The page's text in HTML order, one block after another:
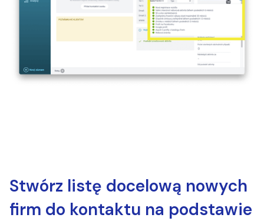
Stwórz listę docelową nowych
firm do kontaktu na podstawie